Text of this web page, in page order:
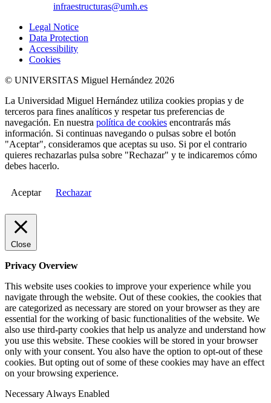
infraestructuras@umh.es
Legal Notice
Data Protection
Accessibility
Cookies
© UNIVERSITAS Miguel Hernández 2026
La Universidad Miguel Hernández utiliza cookies propias y de
terceros para fines analíticos y respetar tus preferencias de
navegación. En nuestra política de cookies encontrarás más
información. Si continuas navegando o pulsas sobre el botón
"Aceptar", consideramos que aceptas su uso. Si por el contrario
quieres rechazarlas pulsa sobre "Rechazar" y te indicaremos cómo
debes hacerlo.
Aceptar Rechazar
Close
Privacy Overview
This website uses cookies to improve your experience while you
navigate through the website. Out of these cookies, the cookies that
are categorized as necessary are stored on your browser as they are
essential for the working of basic functionalities of the website. We
also use third-party cookies that help us analyze and understand how
you use this website. These cookies will be stored in your browser
only with your consent. You also have the option to opt-out of these
cookies. But opting out of some of these cookies may have an effect
on your browsing experience.
Necessary Always Enabled